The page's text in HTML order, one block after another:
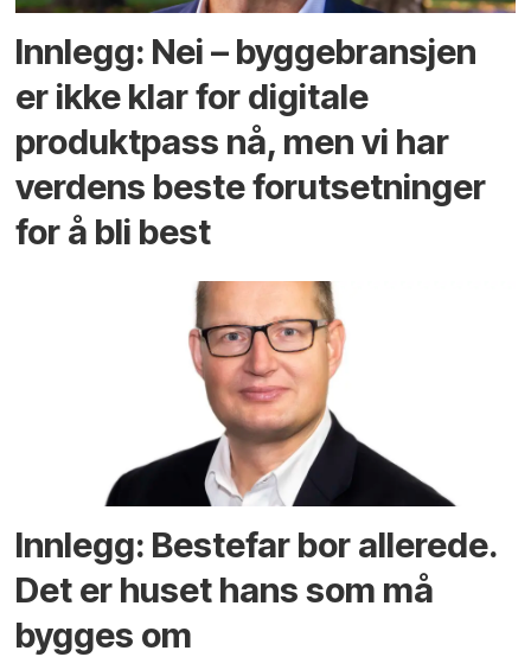
Innlegg: Nei – byggebransjen
er ikke klar for digitale
produktpass nå, men vi har
verdens beste forutsetninger
for å bli best
Innlegg: Bestefar bor allerede.
Det er huset hans som må
bygges om